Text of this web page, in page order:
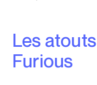
Les atouts de l’ERP
Furious